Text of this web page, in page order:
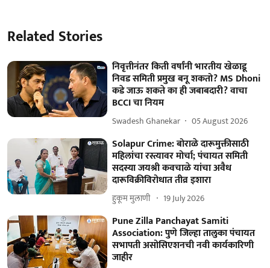
Related Stories
निवृत्तीनंतर किती वर्षांनी भारतीय खेळाडू
निवड समिती प्रमुख बनू शकतो? MS Dhoni
कडे जाऊ शकते का ही जबाबदारी? वाचा
BCCI चा नियम
Swadesh Ghanekar 05 August 2026
Solapur Crime: बोराळे दारूमुक्तीसाठी
महिलांचा रस्त्यावर मोर्चा; पंचायत समिती
सदस्या जयश्री कवचाळे यांचा अवैध
दारूविक्रीविरोधात तीव्र इशारा
हुकूम मुलाणी ​ 19 July 2026
Pune Zilla Panchayat Samiti
Association: पुणे जिल्हा तालुका पंचायत
सभापती असोसिएशनची नवी कार्यकारिणी
जाहीर